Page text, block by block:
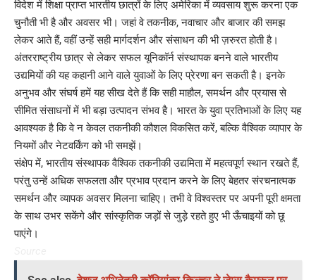
विदेश में शिक्षा प्राप्त भारतीय छात्रों के लिए अमेरिका में व्यवसाय शुरू करना एक
चुनौती भी है और अवसर भी। जहां वे तकनीक, नवाचार और बाजार की समझ
लेकर आते हैं, वहीं उन्हें सही मार्गदर्शन और संसाधन की भी ज़रुरत होती है।
अंतरराष्ट्रीय छात्र से लेकर सफल यूनिकॉर्न संस्थापक बनने वाले भारतीय
उद्यमियों की यह कहानी आने वाले युवाओं के लिए प्रेरणा बन सकती है। इनके
अनुभव और संघर्ष हमें यह सीख देते हैं कि सही माहौल, समर्थन और प्रयास से
सीमित संसाधनों में भी बड़ा उत्पादन संभव है। भारत के युवा प्रतिभाओं के लिए यह
आवश्यक है कि वे न केवल तकनीकी कौशल विकसित करें, बल्कि वैश्विक व्यापार के
नियमों और नेटवर्किंग को भी समझें।
संक्षेप में, भारतीय संस्थापक वैश्विक तकनीकी उद्यमिता में महत्वपूर्ण स्थान रखते हैं,
परंतु उन्हें अधिक सफलता और प्रभाव प्रदान करने के लिए बेहतर संरचनात्मक
समर्थन और व्यापक अवसर मिलना चाहिए। तभी वे विश्वस्तर पर अपनी पूरी क्षमता
के साथ उभर सकेंगे और सांस्कृतिक जड़ों से जुड़े रहते हुए भी ऊँचाइयों को छू
पाएंगे।